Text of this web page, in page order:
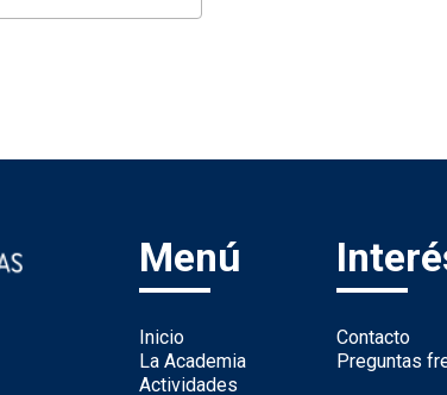
Menú
Inicio
La Academia
Actividades
Contacto
Preguntas